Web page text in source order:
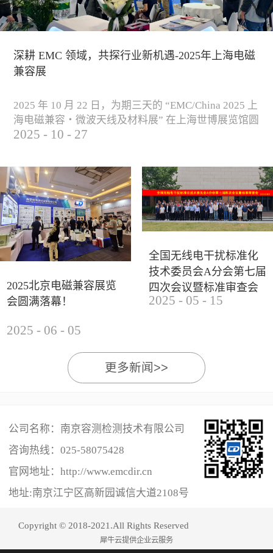
深耕 EMC 领域，共探行业新机遇-2025年上海电磁
兼容展
2025 年 10 月 22 日，为期三天的 “EMC/China 2025 上
海电磁兼容・微波天线及材料展” 在上海世博展览馆圆
满落下帷幕。作为电磁兼容领域的行业盛会，本届展
研讨及产品展示等多种形式，深入交流行业见解，踊
跃探索合作空间，为电磁兼容领域的高质量发展汇聚
了新动能。产品展示展会现场，公司展示了...
2025 - 10 - 27
2025北京电磁兼容展览
会圆满落幕！
2025 - 06 - 05
全国无线电干扰标准化
技术委员会A分会第七届
四次会议暨标准审查会
成功举办
2025 - 05 - 15
更多新闻>>
公司名称：南京容测检测技术有限公司
咨询热线： 025-58075428
官网地址：http://www.emcdir.cn
地址:南京江宁区高新园诚信大道2108号
Copyright © 2018-2021.All Rights Reserved
犀牛云提供企业云服务